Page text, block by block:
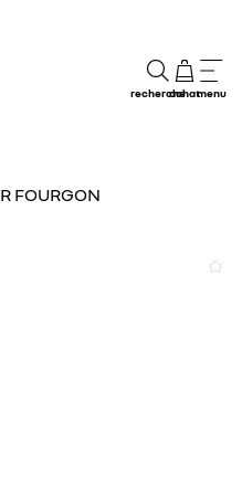
rechercheachatmenu
FOURGON